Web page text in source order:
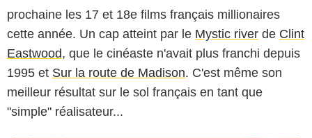
prochaine les 17 et 18e films français millionaires
cette année. Un cap atteint par le Mystic river de Clint
Eastwood, que le cinéaste n'avait plus franchi depuis
1995 et Sur la route de Madison. C'est même son
meilleur résultat sur le sol français en tant que
"simple" réalisateur...